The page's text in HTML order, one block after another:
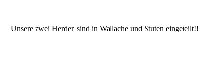
Unsere zwei Herden sind in Wallache und Stuten eingeteilt!!